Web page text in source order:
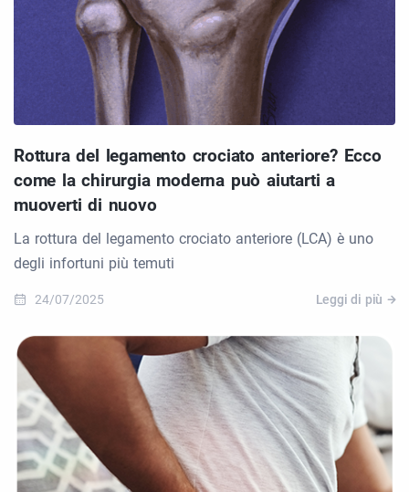
Rottura del legamento crociato anteriore? Ecco
come la chirurgia moderna può aiutarti a
muoverti di nuovo
La rottura del legamento crociato anteriore (LCA) è uno
degli infortuni più temuti
24/07/2025 Leggi di più